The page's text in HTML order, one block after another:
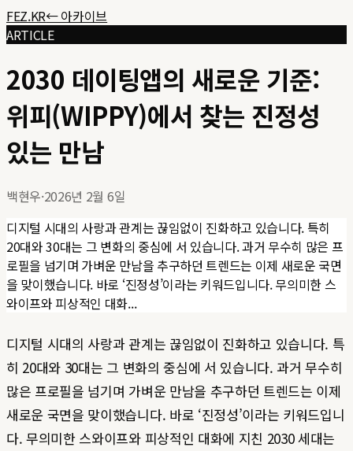
FEZ.KR← 아카이브
ARTICLE
2030 데이팅앱의 새로운 기준:
위피(WIPPY)에서 찾는 진정성
있는 만남
백현우·2026년 2월 6일
디지털 시대의 사랑과 관계는 끊임없이 진화하고 있습니다. 특히
20대와 30대는 그 변화의 중심에 서 있습니다. 과거 무수히 많은 프
로필을 넘기며 가벼운 만남을 추구하던 트렌드는 이제 새로운 국면
을 맞이했습니다. 바로 ‘진정성’이라는 키워드입니다. 무의미한 스
와이프와 피상적인 대화...
디지털 시대의 사랑과 관계는 끊임없이 진화하고 있습니다. 특
히 20대와 30대는 그 변화의 중심에 서 있습니다. 과거 무수히
많은 프로필을 넘기며 가벼운 만남을 추구하던 트렌드는 이제
새로운 국면을 맞이했습니다. 바로 ‘진정성’이라는 키워드입니
다. 무의미한 스와이프와 피상적인 대화에 지친 2030 세대는